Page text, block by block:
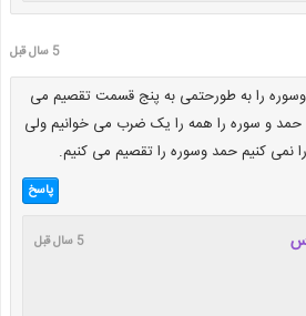
5 سال قبل
وسوره را به طورحتمی به پنج قسمت تقصیم می
حمد و سوره را همه را یک ضرب می خوانیم ولی
را نمی کنیم حمد وسوره را تقصیم می کنیم.
پاسخ
5 سال قبل